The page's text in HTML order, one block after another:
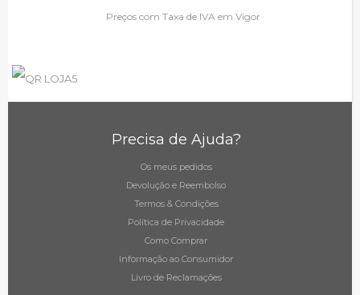
Preços com Taxa de IVA em Vigor
Precisa de Ajuda?
Os meus pedidos
Devolução e Reembolso
Termos & Condições
Política de Privacidade
Como Comprar
Informação ao Consumidor
Livro de Reclamações